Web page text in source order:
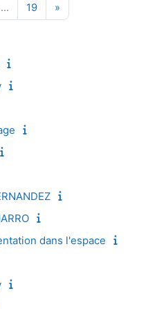
16
… 19Page 19
»Page suivante
dans l'espace